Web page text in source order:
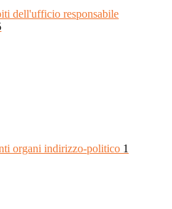
dell'ufficio responsabile
organi indirizzo-politico 1